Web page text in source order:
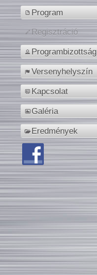
Program
Regisztráció
Programbizottság
Versenyhelyszín
Kapcsolat
Galéria
Eredmények